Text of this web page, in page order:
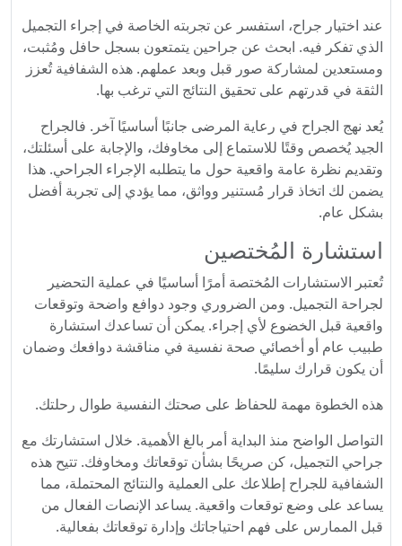
عند اختيار جراح، استفسر عن تجربته الخاصة في إجراء التجميل
الذي تفكر فيه. ابحث عن جراحين يتمتعون بسجل حافل ومُثبت،
ومستعدين لمشاركة صور قبل وبعد عملهم. هذه الشفافية تُعزز
الثقة في قدرتهم على تحقيق النتائج التي ترغب بها.
يُعد نهج الجراح في رعاية المرضى جانبًا أساسيًا آخر. فالجراح
الجيد يُخصص وقتًا للاستماع إلى مخاوفك، والإجابة على أسئلتك،
وتقديم نظرة عامة واقعية حول ما يتطلبه الإجراء الجراحي. هذا
يضمن لك اتخاذ قرار مُستنير وواثق، مما يؤدي إلى تجربة أفضل
بشكل عام.
استشارة المُختصين
تُعتبر الاستشارات المُختصة أمرًا أساسيًا في عملية التحضير
لجراحة التجميل. ومن الضروري وجود دوافع واضحة وتوقعات
واقعية قبل الخضوع لأي إجراء. يمكن أن تساعدك استشارة
طبيب عام أو أخصائي صحة نفسية في مناقشة دوافعك وضمان
أن يكون قرارك سليمًا.
هذه الخطوة مهمة للحفاظ على صحتك النفسية طوال رحلتك.
التواصل الواضح منذ البداية أمر بالغ الأهمية. خلال استشارتك مع
جراحي التجميل، كن صريحًا بشأن توقعاتك ومخاوفك. تتيح هذه
الشفافية للجراح إطلاعك على العملية والنتائج المحتملة، مما
يساعد على وضع توقعات واقعية. يساعد الإنصات الفعال من
قبل الممارس على فهم احتياجاتك وإدارة توقعاتك بفعالية.